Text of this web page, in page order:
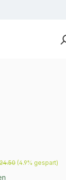
Preis:
(4.9% gespart)